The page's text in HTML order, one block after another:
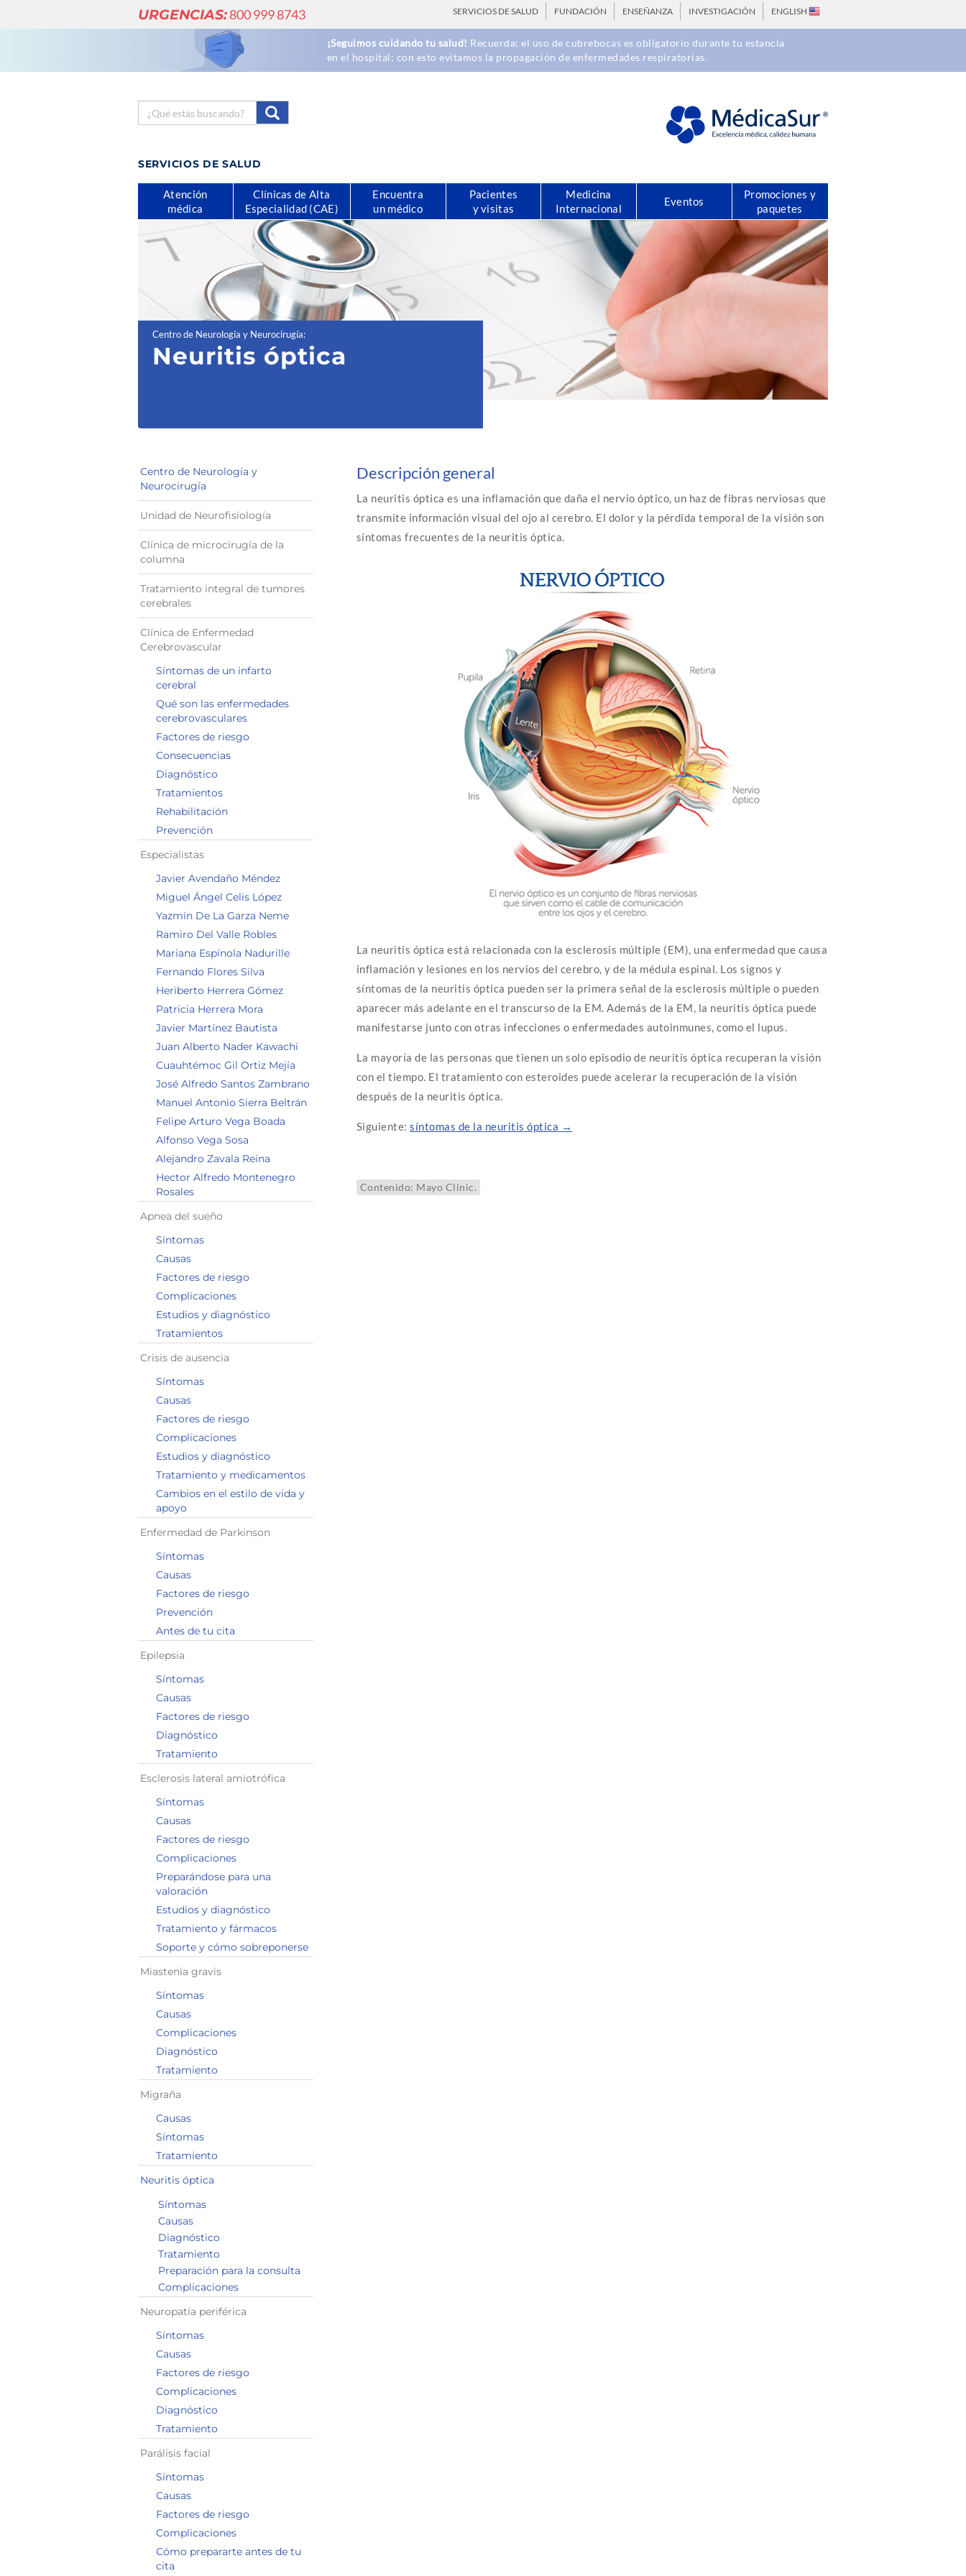
URGENCIAS:800 999 8743 SERVICIOS DE SALUD FUNDACIÓN ENSEÑANZA INVESTIGACIÓN ENGLISH
¡Seguimos cuidando tu salud! Recuerda: el uso de cubrebocas es obligatorio durante tu estancia
en el hospital; con esto evitamos la propagación de enfermedades respiratorias.
SERVICIOS DE SALUD
Atención
médica
Clínicas de Alta
Especialidad (CAE)
Encuentra
un médico
Pacientes
y visitas
Medicina
Internacional
Eventos
Promociones y
paquetes
Centro de Neurología y Neurocirugía:
Neuritis óptica
Descripción general
La neuritis óptica es una inflamación que daña el nervio óptico, un haz de fibras nerviosas que
transmite información visual del ojo al cerebro. El dolor y la pérdida temporal de la visión son
síntomas frecuentes de la neuritis óptica.
La neuritis óptica está relacionada con la esclerosis múltiple (EM), una enfermedad que causa
inflamación y lesiones en los nervios del cerebro, y de la médula espinal. Los signos y
síntomas de la neuritis óptica pueden ser la primera señal de la esclerosis múltiple o pueden
aparecer más adelante en el transcurso de la EM. Además de la EM, la neuritis óptica puede
manifestarse junto con otras infecciones o enfermedades autoinmunes, como el lupus.
La mayoría de las personas que tienen un solo episodio de neuritis óptica recuperan la visión
con el tiempo. El tratamiento con esteroides puede acelerar la recuperación de la visión
después de la neuritis óptica.
Siguiente:síntomas de la neuritis óptica →
Contenido: Mayo Clinic.
Centro de Neurología y
Neurocirugía
Unidad de Neurofisiología
Clínica de microcirugía de la
columna
Tratamiento integral de tumores
cerebrales
Clínica de Enfermedad
Cerebrovascular
Síntomas de un infarto
cerebral
Qué son las enfermedades
cerebrovasculares
Factores de riesgo
Consecuencias
Diagnóstico
Tratamientos
Rehabilitación
Prevención
Especialistas
Javier Avendaño Méndez
Miguel Ángel Celis López
Yazmín De La Garza Neme
Ramiro Del Valle Robles
Mariana Espínola Nadurille
Fernando Flores Silva
Heriberto Herrera Gómez
Patricia Herrera Mora
Javier Martínez Bautista
Juan Alberto Nader Kawachi
Cuauhtémoc Gil Ortiz Mejía
José Alfredo Santos Zambrano
Manuel Antonio Sierra Beltrán
Felipe Arturo Vega Boada
Alfonso Vega Sosa
Alejandro Zavala Reina
Hector Alfredo Montenegro
Rosales
Apnea del sueño
Síntomas
Causas
Factores de riesgo
Complicaciones
Estudios y diagnóstico
Tratamientos
Crisis de ausencia
Síntomas
Causas
Factores de riesgo
Complicaciones
Estudios y diagnóstico
Tratamiento y medicamentos
Cambios en el estilo de vida y
apoyo
Enfermedad de Parkinson
Síntomas
Causas
Factores de riesgo
Prevención
Antes de tu cita
Epilepsia
Síntomas
Causas
Factores de riesgo
Diagnóstico
Tratamiento
Esclerosis lateral amiotrófica
Síntomas
Causas
Factores de riesgo
Complicaciones
Preparándose para una
valoración
Estudios y diagnóstico
Tratamiento y fármacos
Soporte y cómo sobreponerse
Miastenia gravis
Síntomas
Causas
Complicaciones
Diagnóstico
Tratamiento
Migraña
Causas
Síntomas
Tratamiento
Neuritis óptica
Síntomas
Causas
Diagnóstico
Tratamiento
Preparación para la consulta
Complicaciones
Neuropatía periférica
Síntomas
Causas
Factores de riesgo
Complicaciones
Diagnóstico
Tratamiento
Parálisis facial
Síntomas
Causas
Factores de riesgo
Complicaciones
Cómo prepararte antes de tu
cita